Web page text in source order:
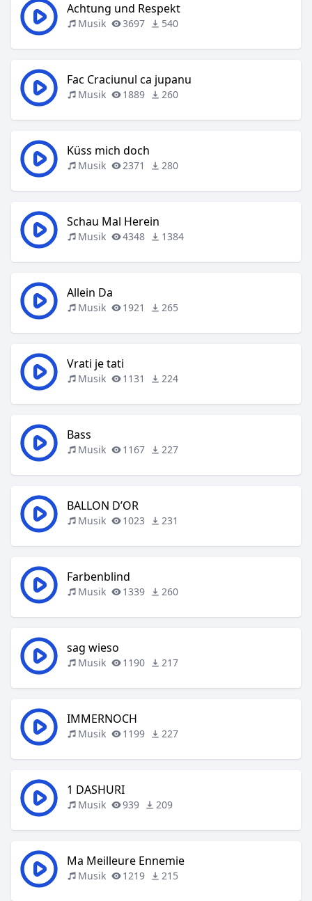
Achtung und Respekt
Musik 3697 540
Fac Craciunul ca jupanu
Musik 1889 260
Küss mich doch
Musik 2371 280
Schau Mal Herein
Musik 4348 1384
Allein Da
Musik 1921 265
Vrati je tati
Musik 1131 224
Bass
Musik 1167 227
BALLON D’OR
Musik 1023 231
Farbenblind
Musik 1339 260
sag wieso
Musik 1190 217
IMMERNOCH
Musik 1199 227
1 DASHURI
Musik 939 209
Ma Meilleure Ennemie
Musik 1219 215